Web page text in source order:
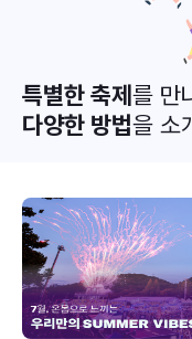
특별한 축제를 만
다양한 방법을 소